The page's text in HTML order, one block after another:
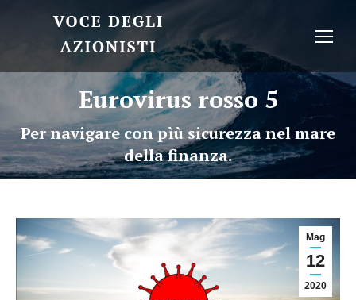
Eurovirus rosso 5
Per navigare con pìù sicurezza nel mare
della finanza.
Mag
12
2020